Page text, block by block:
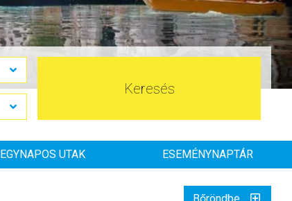
Keresés
EGYNAPOS UTAK ESEMÉNYNAPTÁR
Bőröndbe